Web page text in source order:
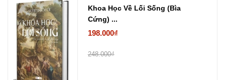
Khoa Học Về Lối Sống (Bìa
Cứng) ...
198.000₫
248.000₫